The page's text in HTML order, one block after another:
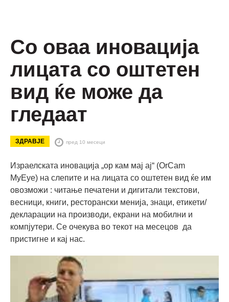
Со оваа иновација
лицата со оштетен
вид ќе може да
гледаат
ЗДРАВЈЕ пред 10 месеци
Израелската иновација „ор кам мај ај“ (OrCam
MyEye) на слепите и на лицата со оштетен вид ќе им
овозможи : читање печатени и дигитали текстови,
весници, книги, ресторански менија, знаци, етикети/
декларации на производи, екрани на мобилни и
компјутери. Се очекува во текот на месецов да
пристигне и кај нас.